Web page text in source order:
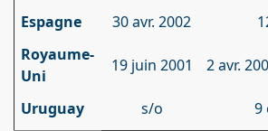
Espagne 30 avr. 2002
Royaume-
Uni
19 juin 2001 2 avr.
Uruguay s/o
9